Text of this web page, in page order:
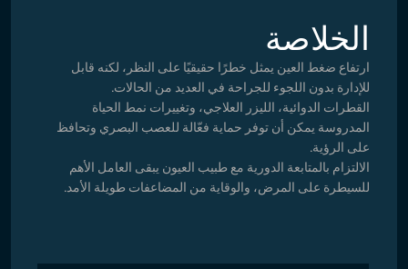
الخلاصة
ارتفاع ضغط العين يمثل خطرًا حقيقيًا على النظر، لكنه قابل
للإدارة بدون اللجوء للجراحة في العديد من الحالات.
القطرات الدوائية، الليزر العلاجي، وتغييرات نمط الحياة
المدروسة يمكن أن توفر حماية فعّالة للعصب البصري وتحافظ
على الرؤية.
الالتزام بالمتابعة الدورية مع طبيب العيون يبقى العامل الأهم
للسيطرة على المرض، والوقاية من المضاعفات طويلة الأمد.